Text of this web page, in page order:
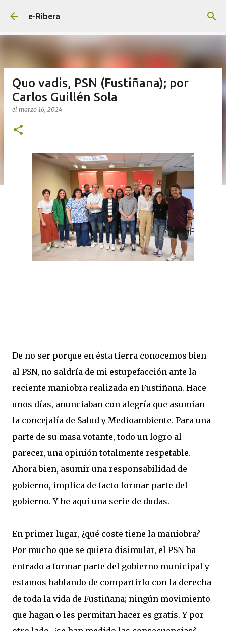
e-Ribera
Quo vadis, PSN (Fustiñana); por
Carlos Guillén Sola
el marzo 16, 2024
De no ser porque en ésta tierra conocemos bien
al PSN, no saldría de mi estupefacción ante la
reciente maniobra realizada en Fustiñana. Hace
unos días, anunciaban con alegría que asumían
la concejalía de Salud y Medioambiente. Para una
parte de su masa votante, todo un logro al
parecer, una opinión totalmente respetable.
Ahora bien, asumir una responsabilidad de
gobierno, implica de facto formar parte del
gobierno. Y he aquí una serie de dudas.
En primer lugar, ¿qué coste tiene la maniobra?
Por mucho que se quiera disimular, el PSN ha
entrado a formar parte del gobierno municipal y
estamos hablando de compartirlo con la derecha
de toda la vida de Fustiñana; ningún movimiento
que hagan o les permitan hacer es gratis. Y por